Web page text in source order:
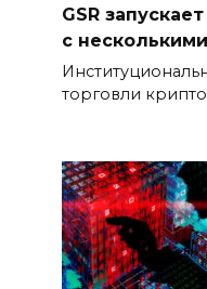
GSR
с
торговли